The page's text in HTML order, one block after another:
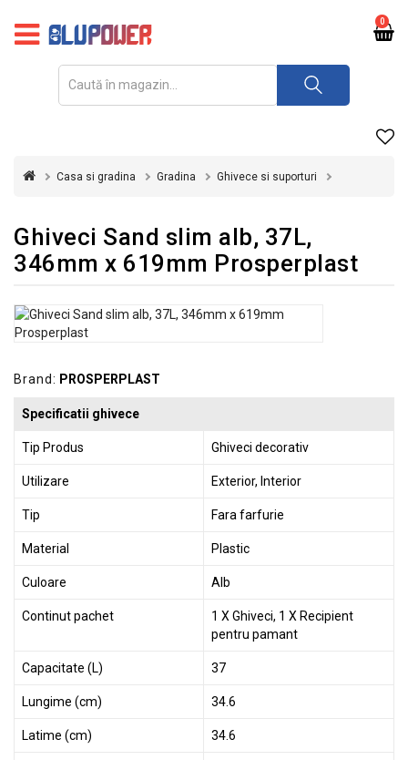
0
FOTOVOLTAICE
INVERTOARE
UPS
STABILIZATOARE
DE
TENSIUNE
CASA
GRADINA
SCULE
ECHIPAMENTE
ELECTRICE
ECHIPAMENTE
DE
Casa si gradina Gradina Ghivece si suporturi
Ghiveci Sand slim alb, 37L,
346mm x 619mm Prosperplast
Brand: PROSPERPLAST
Specificatii ghivece
Tip Produs Ghiveci decorativ
Utilizare Exterior, Interior
Tip Fara farfurie
Material Plastic
Culoare Alb
Continut pachet
1 X Ghiveci, 1 X Recipient
pentru pamant
Capacitate (L) 37
Lungime (cm) 34.6
Latime (cm) 34.6